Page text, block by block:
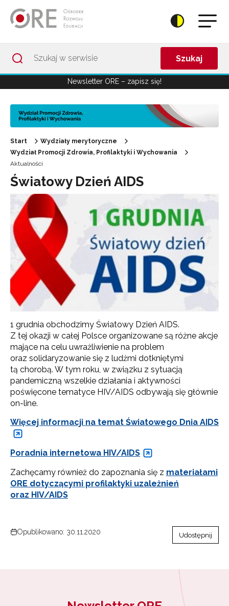
Szukaj
Newsletter ORE – zapisz się!
Start
Wydziały merytoryczne
Wydział Promocji Zdrowia, Profilaktyki i Wychowania
Aktualności
Światowy Dzień AIDS
1 grudnia obchodzimy Światowy Dzień AIDS.
Z tej okazji w całej Polsce organizowane są różne akcje
mające na celu uwrażliwienie na problem
oraz solidaryzowanie się z ludźmi dotkniętymi
tą chorobą. W tym roku, w związku z sytuacją
pandemiczną wszelkie działania i aktywności
poświęcone tematyce HIV/AIDS odbywają się głównie
on-line.
Więcej informacji na temat Światowego Dnia AIDS
Poradnia internetowa HIV/AIDS
Zachęcamy również do zapoznania się z materiałami
ORE dotyczącymi profilaktyki uzależnień
oraz HIV/AIDS
Opublikowano: 30.11.2020 Udostępnij